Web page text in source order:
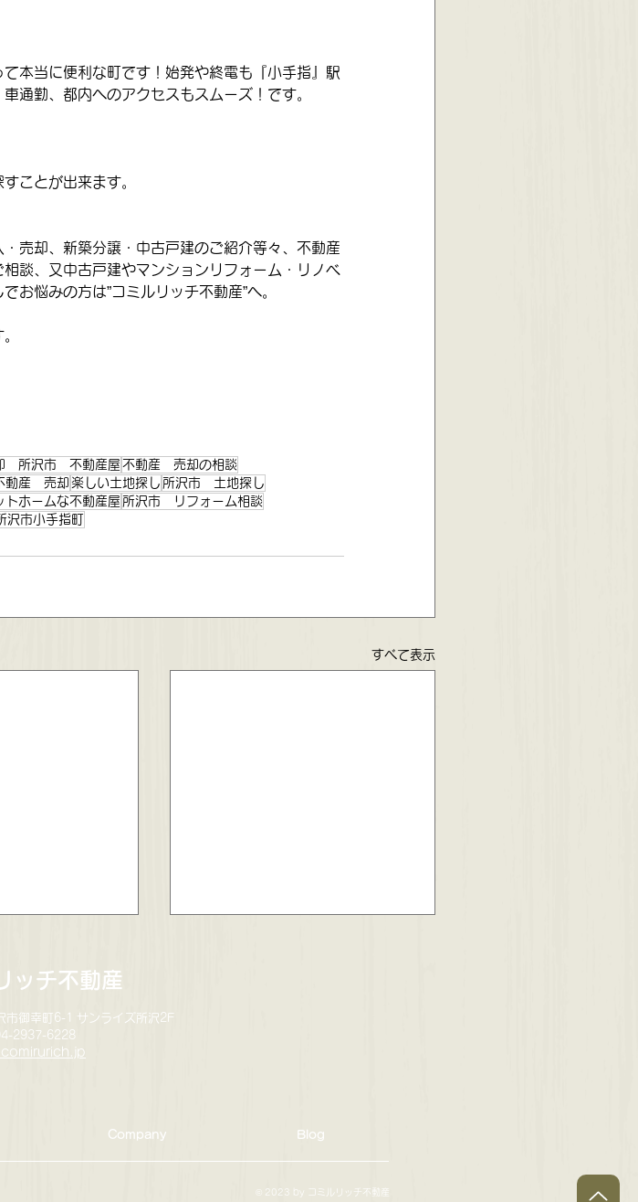
本当に便利な町です！始発や終電も『小手指』駅
通勤、都内へのアクセスもスムーズ！です。
ことが出来ます。
売却、新築分譲・中古戸建のご紹介等々、不動産
談、又中古戸建やマンションリフォーム・リノベ
お悩みの方は”コミルリッチ不動産”へ。
所沢市 不動産屋 不動産 売却の相談
動産 売却 楽しい土地探し 所沢市 土地探し
トホームな不動産屋 所沢市 リフォーム相談
沢市小手指町
すべて表示
！
ー✨タワマン賃貸物件
ッチ不動産
市御幸町6-1 サンライズ所沢2F
2937-6228
Company Blog
© 2023 by コミルリッチ不動産